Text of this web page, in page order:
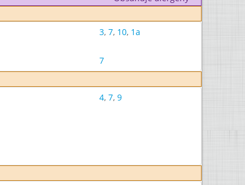
3, 7, 10, 1a
7
4, 7, 9